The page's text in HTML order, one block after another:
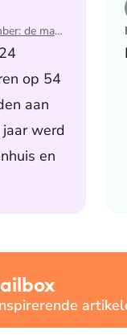
Blog Bianca | December: de maand waarin ik mijn man verloor
op 54
aan
werd
en